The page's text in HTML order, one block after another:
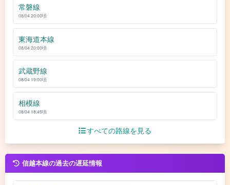
常磐線
08/04 20:00頃
東海道本線
08/04 20:00頃
武蔵野線
08/04 19:00頃
相模線
08/04 18:45頃
すべての路線を見る
信越本線の過去の遅延情報